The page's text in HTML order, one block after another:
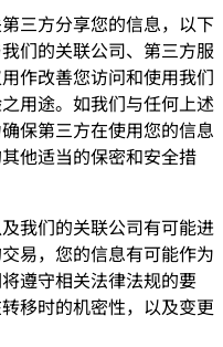
三方分享您的信息，以下
们的关联公司、第三方服
作改善您访问和使用我们
用途。如我们与任何上述
保第三方在使用您的信息
他适当的保密和安全措
我们的关联公司有可能进
易，您的信息有可能作为
遵守相关法律法规的要
移时的机密性，以及变更